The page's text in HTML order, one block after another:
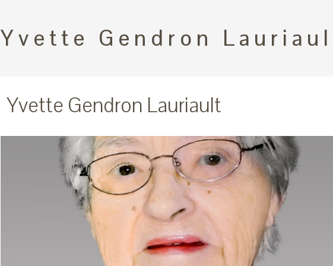
Yvette Gendron
Yvette Gendron Lauriault